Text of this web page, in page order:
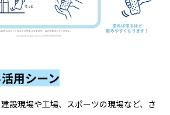
用シーン
設現場や工場、スポーツの現場など、さ